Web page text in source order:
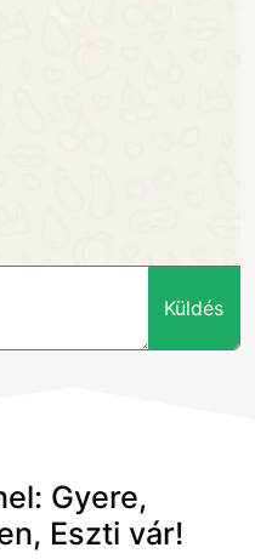
Küldés
Gyere,
Eszti vár!